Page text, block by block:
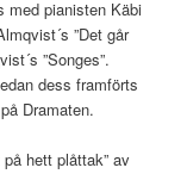
med pianisten Käbi
”Det går
”Songes”.
dess framförts
Dramaten.
hett plåttak” av